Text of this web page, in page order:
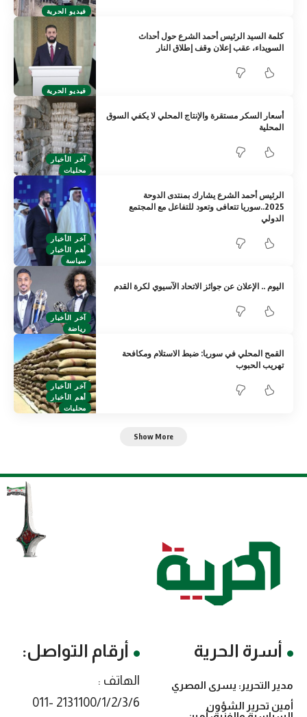
فيديو الحرية
فيديو الحرية
كلمة السيد الرئيس أحمد الشرع حول أحداث
السويداء، عقب إعلان وقف إطلاق النار
آخر الأخبار
محليات
أسعار السكر مستقرة والإنتاج المحلي لا يكفي السوق
المحلية
آخر الأخبار
أهم الأخبار
سياسة
الرئيس أحمد الشرع يشارك بمنتدى الدوحة
2025..سوريا تتعافى وتعود للتفاعل مع المجتمع
الدولي
آخر الأخبار
رياضة
اليوم .. الإعلان عن جوائز الاتحاد الآسيوي لكرة القدم
آخر الأخبار
أهم الأخبار
محليات
القمح المحلي في سوريا: ضبط الاستلام ومكافحة
تهريب الحبوب
Show More
أسرة الحرية
مدير التحرير: يسرى المصري
أمين تحرير الشؤون
أرقام التواصل:
الهاتف :
2131100/1/2/3/6 -011